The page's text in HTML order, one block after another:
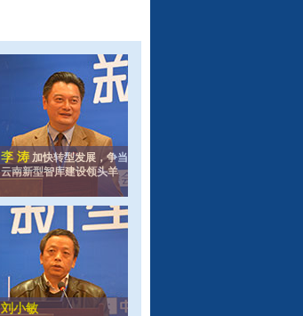
李 涛 加快转型发展，争当
云南新型智库建设领头羊
刘小敏